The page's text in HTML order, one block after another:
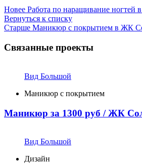
Новее Работа по наращивание ногтей
Вернуться к списку
Старше Маникюр с покрытием в ЖК
Связанные проекты
Вид Большой
Маникюр с покрытием
Маникюр за 1300 руб / ЖК
Вид Большой
Дизайн